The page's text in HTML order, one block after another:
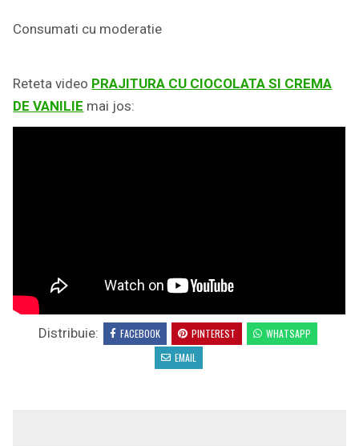
Consumati cu moderatie
Reteta video PRAJITURA CU CIOCOLATA SI CREMA
DE VANILIE mai jos:
Distribuie: FACEBOOK PINTEREST
WHATSAPP
EMAIL